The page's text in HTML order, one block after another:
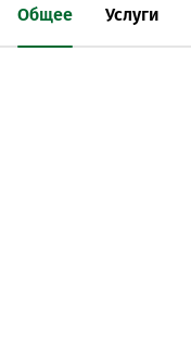
Общее Услуги